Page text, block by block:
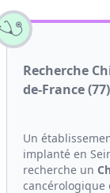
Recherche
de-France (77)
Un
implanté en
recherche un
cancérologique